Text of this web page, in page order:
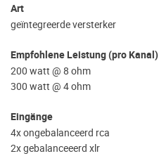
Art
geïntegreerde versterker
Empfohlene Leistung (pro Kanal)
200 watt @ 8 ohm
300 watt @ 4 ohm
Eingänge
4x ongebalanceerd rca
2x gebalanceeerd xlr